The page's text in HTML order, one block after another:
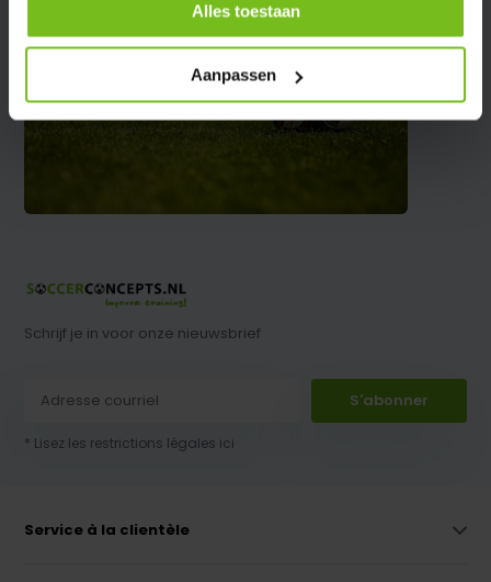
Alles toestaan
Aanpassen
Schrijf je in voor onze nieuwsbrief
S'abonner
* Lisez les restrictions légales ici
Service à la clientèle